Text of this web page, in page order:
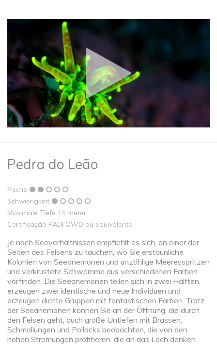
Pedra do Leão
Fische
Schwierigkeit
Maximale Tiefe 14 meter
Certificação PADI OWD ou equivalente
Je nach Seeverhältnissen empfiehlt es sich, an einer der
Seiten des Felsens zu tauchen, wo Sie erstaunliche
Kolonien von Seeanemonen und unzählige Meeresspritzen
und verkrustete Schwämme aus verschiedenen Farben
vorfinden. Die Seeanemonen teilen sich in zwei Hälften,
erzeugen zwei identische und neue Individuen und
erzeugen dichte Gruppen mit fantastischen Farben. Trotz
der Seeanemonen können Sie an der Öffnung, die durch
den Felsen geht, auch große Untiefen mit Brassen,
Schmollungen und Pollacks beobachten, die von den
hohen Strömungen profitieren, die an das Loch denken.